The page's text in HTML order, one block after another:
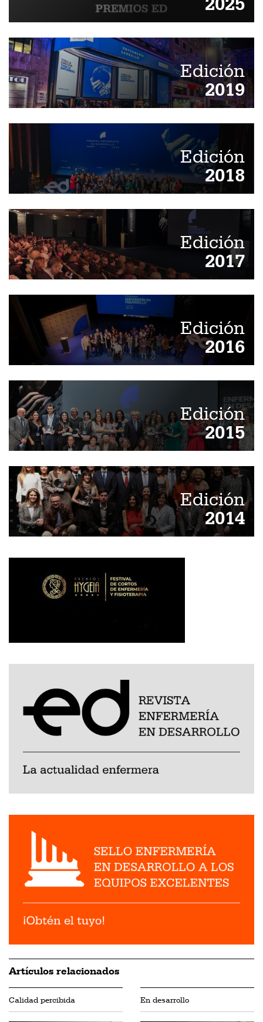
Edición
2019
Edición
2018
Edición
2017
Edición
2016
Edición
2015
Edición
2014
Artículos relacionados
Calidad percibida En desarrollo